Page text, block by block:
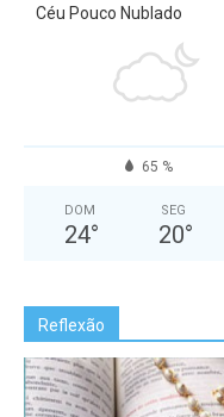
Céu Pouco Nublado
65 %
DOM
24°
SEG
20°
Reflexão